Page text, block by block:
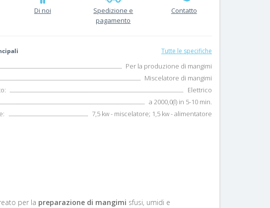
Di noi
Spedizione e
pagamento
Contatto
Tutte le specifiche
Per la produzione di mangimi
Miscelatore di mangimi
Elettrico
a 2000,0(l) in 5-10 min.
7,5 kw - miscelatore; 1,5 kw - alimentatore
per la preparazione di mangimi sfusi, umidi e